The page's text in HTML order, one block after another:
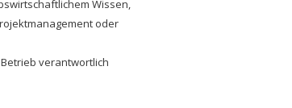
Wissen,
oder
verantwortlich